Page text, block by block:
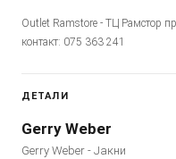
Outlet Ramstore - ТЦ Рамстор
контакт: 075 363 241
ДЕТАЛИ
Gerry Weber
Gerry Weber - Јакни